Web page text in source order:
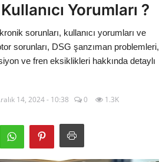
Yorumları ?
sorunları, kullanıcı yorumları ve
sorunları, DSG şanzıman problemleri,
ve fren eksiklikleri hakkında detaylı
14, 2024 - 10:38 0 1.3K